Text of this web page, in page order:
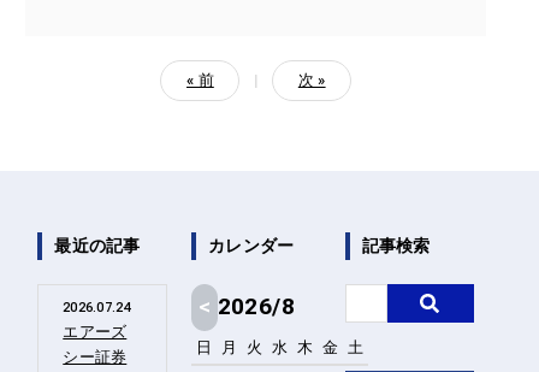
« 前 | 次 »
最近の記事
2026.07.24
エアーズ
シー証券
カレンダー
< 2026/8
日 月 火 水 木 金 土
記事検索